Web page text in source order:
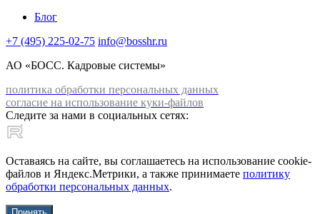
Блог
+7 (495) 225-02-75 info@bosshr.ru
АО «БОСС. Кадровые системы»
политика обработки персональных данных
согласие на использование куки-файлов
Следите за нами в социальных сетях:
Оставаясь на сайте, вы соглашаетесь на использование cookie-
файлов и Яндекс.Метрики, а также принимаете политику
обработки персональных данных.